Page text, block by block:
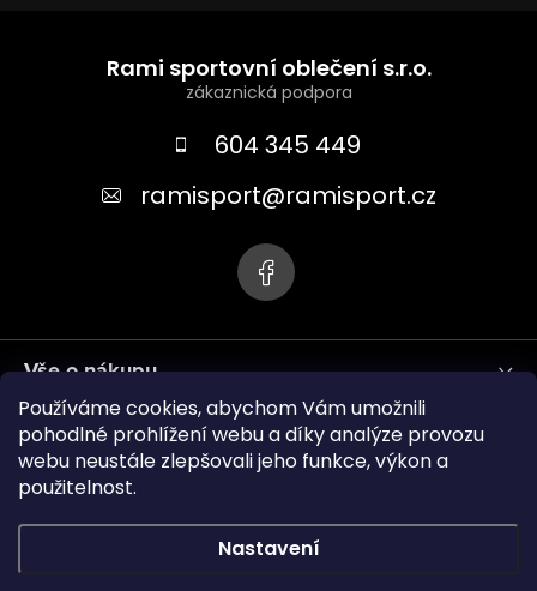
Používáme cookies, abychom Vám umožnili
pohodlné prohlížení webu a díky analýze provozu
webu neustále zlepšovali jeho funkce, výkon a
použitelnost.
Nastavení
Rami sportovní oblečení s.r.o.
604 345 449
ramisport@ramisport.cz
Vše o nákupu
Informace pro vás